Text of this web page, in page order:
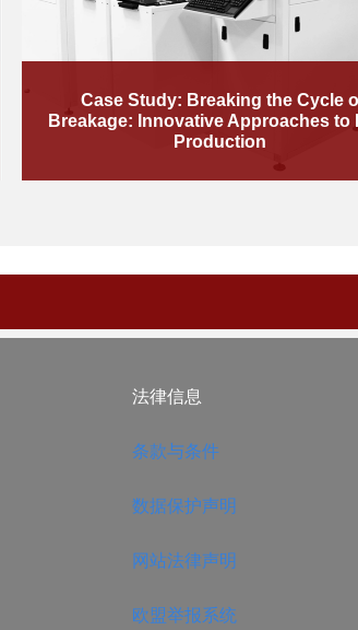
​​Case Study: Breaking the Cycle
Breakage: Innovative Approaches to
Production
​法律信息
​条款与条件
​数据保护声明
​网站法律声明
​欧盟举报系统